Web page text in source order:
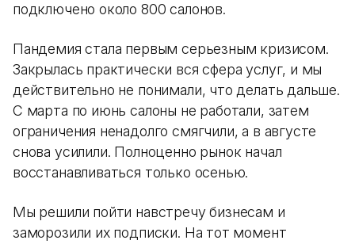
подключено около 800 салонов.
Пандемия стала первым серьезным кризисом.
Закрылась практически вся сфера услуг, и мы
действительно не понимали, что делать дальше.
С марта по июнь салоны не работали, затем
ограничения ненадолго смягчили, а в августе
снова усилили. Полноценно рынок начал
восстанавливаться только осенью.
Мы решили пойти навстречу бизнесам и
заморозили их подписки. На тот момент